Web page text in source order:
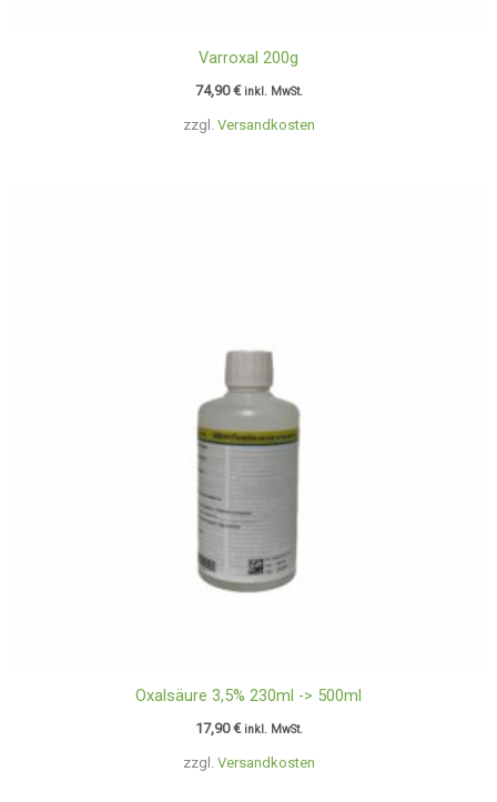
zzgl. Versandkosten
Varroxal 200g
74,90€ inkl. MwSt.
zzgl. Versandkosten
Oxalsäure 3,5% 230ml -> 500ml
17,90€ inkl. MwSt.